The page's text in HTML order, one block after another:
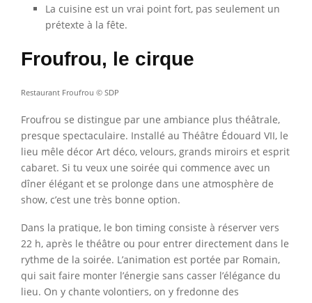
La cuisine est un vrai point fort, pas seulement un
prétexte à la fête.
Froufrou, le cirque
Restaurant Froufrou © SDP
Froufrou se distingue par une ambiance plus théâtrale,
presque spectaculaire. Installé au Théâtre Édouard VII, le
lieu mêle décor Art déco, velours, grands miroirs et esprit
cabaret. Si tu veux une soirée qui commence avec un
dîner élégant et se prolonge dans une atmosphère de
show, c’est une très bonne option.
Dans la pratique, le bon timing consiste à réserver vers
22 h, après le théâtre ou pour entrer directement dans le
rythme de la soirée. L’animation est portée par Romain,
qui sait faire monter l’énergie sans casser l’élégance du
lieu. On y chante volontiers, on y fredonne des